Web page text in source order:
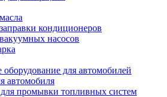
кондиционеров
насосов
оборудование для автомобилей
автомобиля
промывки топливных систем